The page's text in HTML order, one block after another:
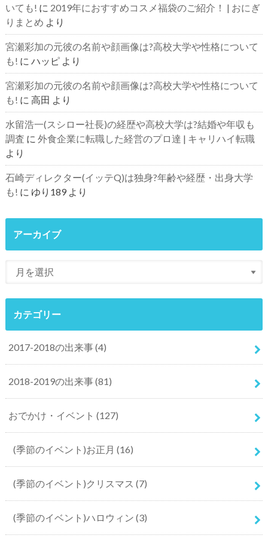
いても! に 2019年におすすめコスメ福袋のご紹介！ | おにぎ
りまとめ より
宮瀬彩加の元彼の名前や顔画像は?高校大学や性格について
も! に ハッピより
宮瀬彩加の元彼の名前や顔画像は?高校大学や性格について
も! に 高田 より
水留浩一(スシロー社長)の経歴や高校大学は?結婚や年収も
調査 に 外食企業に転職した経営のプロ達 | キャリハイ転職
より
石崎ディレクター(イッテQ)は独身?年齢や経歴・出身大学
も! に ゆり189より
アーカイブ
カテゴリー
2017-2018の出来事(4)
2018-2019の出来事(81)
おでかけ・イベント (127)
(季節のイベント)お正月 (16)
(季節のイベント)クリスマス (7)
(季節のイベント)ハロウィン (3)